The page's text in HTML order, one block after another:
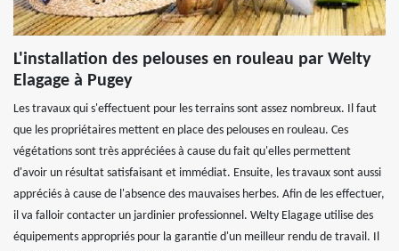
L'installation des pelouses en rouleau par Welty
Elagage à Pugey
Les travaux qui s'effectuent pour les terrains sont assez nombreux. Il faut
que les propriétaires mettent en place des pelouses en rouleau. Ces
végétations sont très appréciées à cause du fait qu'elles permettent
d'avoir un résultat satisfaisant et immédiat. Ensuite, les travaux sont aussi
appréciés à cause de l'absence des mauvaises herbes. Afin de les effectuer,
il va falloir contacter un jardinier professionnel. Welty Elagage utilise des
équipements appropriés pour la garantie d'un meilleur rendu de travail. Il